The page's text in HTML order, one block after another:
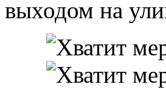
выходом на